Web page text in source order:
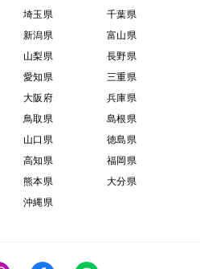
埼玉県
千葉県
新潟県
富山県
山梨県
長野県
愛知県
三重県
大阪府
兵庫県
鳥取県
島根県
山口県
徳島県
高知県
福岡県
熊本県
大分県
沖縄県